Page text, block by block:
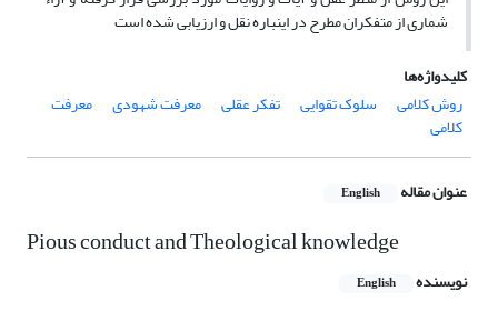
شماری از متفکران مطرح در این‎باره نقل و ارزیابی شده است
کلیدواژه‌ها
روش کلامی
سلوک تقوایی تفکر عقلی معرفت شهودی معرفت
کلامی
عنوان مقاله English
Pious conduct and Theological knowledge
نویسنده English